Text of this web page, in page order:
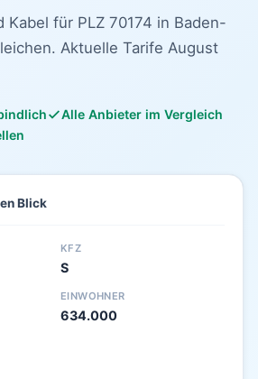
Kabel für PLZ 70174 in Baden-
Aktuelle Tarife August
Alle Anbieter im Vergleich
Blick
KFZ
S
EINWOHNER
634.000